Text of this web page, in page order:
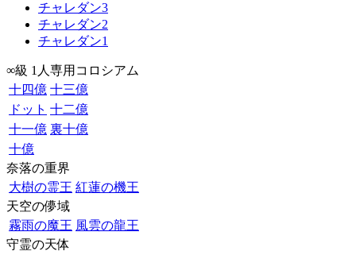
チャレダン3
チャレダン2
チャレダン1
∞級 1人専用コロシアム
十四億 十三億
ドット 十二億
十一億 裏十億
十億
奈落の重界
大樹の霊王 紅蓮の機王
天空の儚域
霧雨の魔王 風雲の龍王
守霊の天体